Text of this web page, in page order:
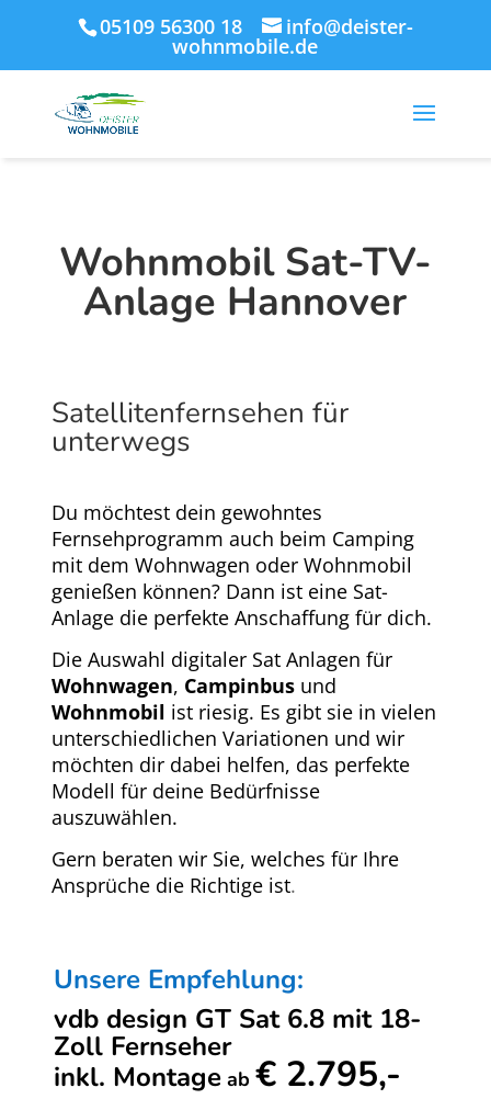
05109 56300 18 info@deister-
wohnmobile.de
Wohnmobil Sat-TV-
Anlage Hannover
Satellitenfernsehen für
unterwegs
Du möchtest dein gewohntes
Fernsehprogramm auch beim Camping
mit dem Wohnwagen oder Wohnmobil
genießen können? Dann ist eine Sat-
Anlage die perfekte Anschaffung für dich.
Die Auswahl digitaler Sat Anlagen für
Wohnwagen, Campinbusund
Wohnmobil ist riesig. Es gibt sie in vielen
unterschiedlichen Variationen und wir
möchten dir dabei helfen, das perfekte
Modell für deine Bedürfnisse
auszuwählen.
Gern beraten wir Sie, welches für Ihre
Ansprüche die Richtige ist.
Unsere Empfehlung:
vdb design GT Sat 6.8 mit 18-
Zoll Fernseher
inkl. Montageab € 2.795,-